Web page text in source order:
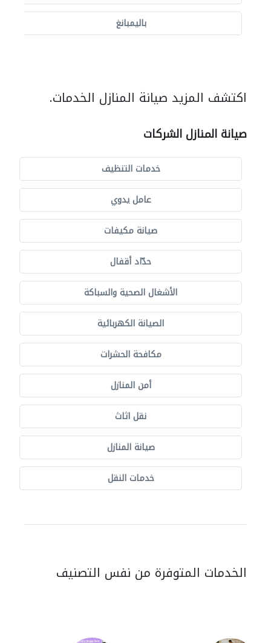
باليمبانغ
اكتشف المزيد صيانة المنازل الخدمات.
صيانة المنازل الشركات
خدمات التنظيف
عامل يدوي
صيانة مكيفات
حدّاد أقفال
الأشغال الصحية والسباكة
الصيانة الكهربائية
مكافحة الحشرات
أمن المنازل
نقل اثاث
صيانة المنازل
خدمات النقل
الخدمات المتوفرة من نفس التصنيف